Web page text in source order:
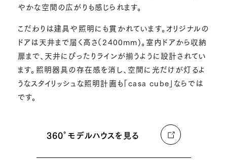
やかな空間の広がりも感じられます。
こだわりは建具や照明にも貫かれています。オリジナルの
ドアは天井まで届く高さ（2400mm)。室内ドアから収納
扉まで、天井にぴったりラインが揃うように設計されてい
ます。照明器具の存在感を消し、空間に光だけが灯るよ
うなスタイリッシュな照明計画も「casa cube」ならでは
です。
360°モデルハウスを見る